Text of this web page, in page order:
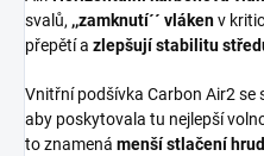
svalů, ,,zamknutí´´ vlákenv
přepětí a zlepšují stabilitu
Vnitřní podšívka Carbon Air2 se
aby poskytovala tu nejlepší
to znamená menší stlačení